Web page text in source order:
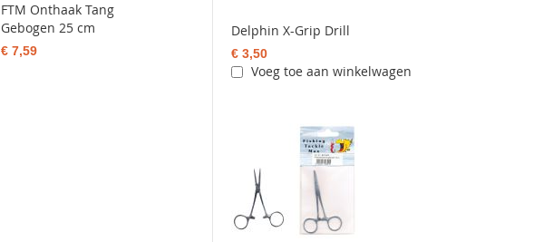
Delphin X-Grip Drill
€ 3,50
Voeg toe aan winkelwagen
FTM Onthaak Tang
Gebogen 25 cm
€ 7,59